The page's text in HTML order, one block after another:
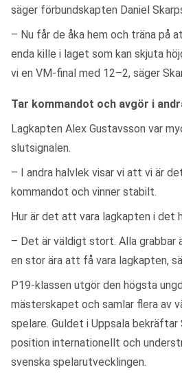
säger förbundskapten Daniel
– Nu får de åka hem och träna på
enda kille i laget som kan skjuta
vi en VM-final med 12–2, säger
Tar kommandot och avgör i
Lagkapten Alex Gustavsson var
slutsignalen.
– I andra halvlek visar vi att vi är
kommandot och vinner stabilt.
Hur är det att vara lagkapten i det
– Det är väldigt stort. Alla grabbar
en stor ära att få vara lagkapten,
P19-klassen utgör den högsta
mästerskapet och samlar flera av
spelare. Guldet i Uppsala bekräftar
position internationellt och
svenska spelarutvecklingen.